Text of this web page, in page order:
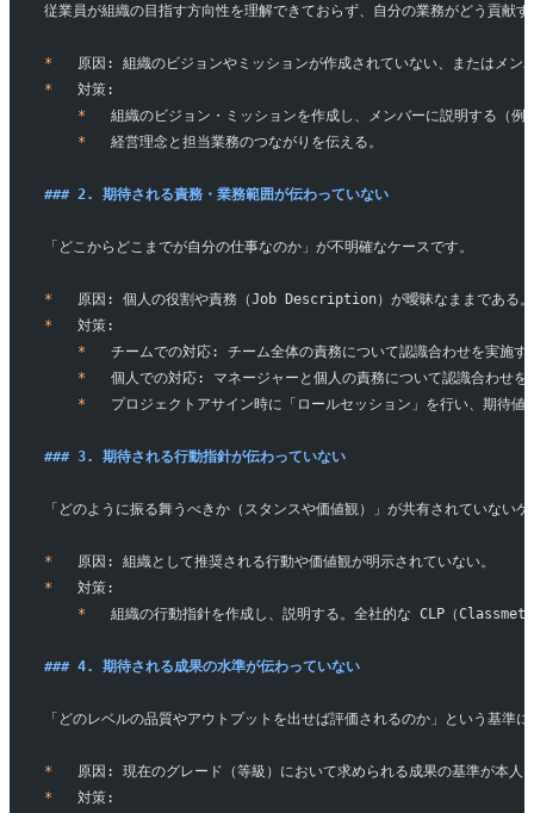
従業員が組織の目指す方向性を理解できておらず、自分の業務がどう貢献
*
原因: 組織のビジョンやミッションが作成されていない、またはメン
*
   対策:
    *
組織のビジョン・ミッションを作成し、メンバーに説明する（例
    *
   経営理念と担当業務のつながりを伝える。
### 2. 期待される責務・業務範囲が伝わっていない
「どこからどこまでが自分の仕事なのか」が不明確なケースです。
*
原因: 個人の役割や責務（Job Description）が曖昧なままである
*
   対策:
    *
チームでの対応: チーム全体の責務について認識合わせを実施
    *
個人での対応: マネージャーと個人の責務について認識合わ
    *
プロジェクトアサイン時に「ロールセッション」を行い、期待値
### 3. 期待される行動指針が伝わっていない
「どのように振る舞うべきか（スタンスや価値観）」が共有されていない
*
   原因: 組織として推奨される行動や価値観が明示されていない。
*
   対策:
    *
組織の行動指針を作成し、説明する。全社的な CLP（
### 4. 期待される成果の水準が伝わっていない
「どのレベルの品質やアウトプットを出せば評価されるのか」という基準
*
原因: 現在のグレード（等級）において求められる成果の基準が本人
*
   対策: